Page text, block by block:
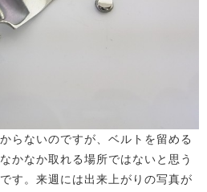
らないのですが、ベルトを留める
かなか取れる場所ではないと思う
す。来週には出来上がりの写真が